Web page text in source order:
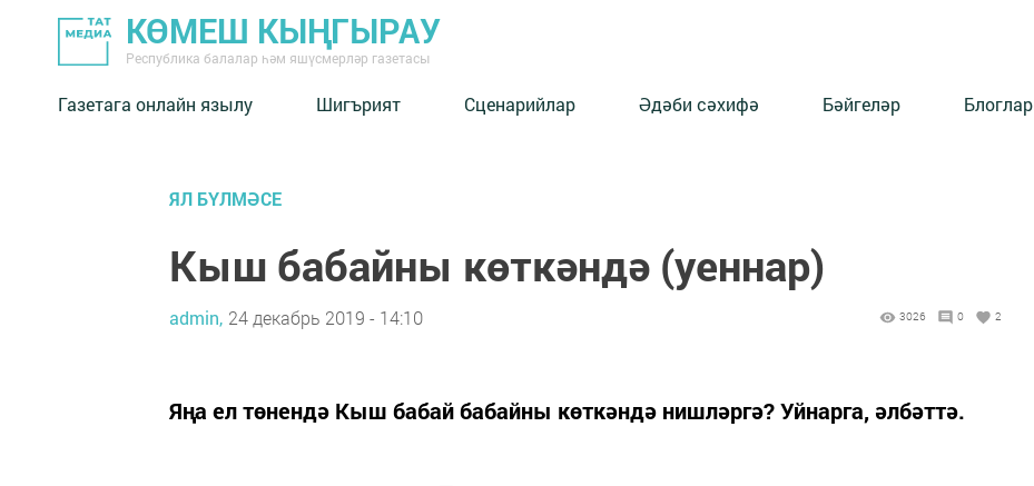
КӨМЕШ КЫҢГЫРАУ
Республика балалар һәм яшүсмерләр газетасы
Газетага онлайн язылу Шигърият Сценарийлар Әдәби сәхифә Бәйгеләр Блоглар
ЯЛ БҮЛМӘСЕ
Кыш бабайны көткәндә (уеннар)
admin, 24 декабрь 2019 - 14:10 3026 0 2
Яңа ел төнендә Кыш бабай бабайны көткәндә нишләргә? Уйнарга, әлбәттә.